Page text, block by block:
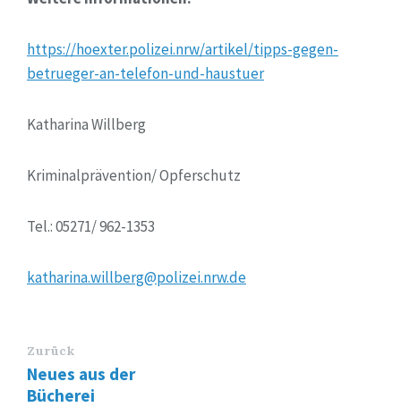
https://hoexter.polizei.nrw/artikel/tipps-gegen-
betrueger-an-telefon-und-haustuer
Katharina Willberg
Kriminalprävention/ Opferschutz
Tel.: 05271/ 962-1353
katharina.willberg@polizei.nrw.de
Zurück
Neues aus der
Bücherei